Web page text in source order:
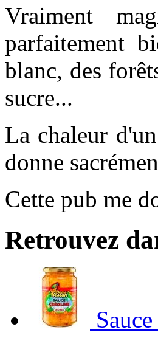
Vraiment
parfaitement
blanc, des
sucre...
La chaleur
donne
Cette pub me
Retrouvez